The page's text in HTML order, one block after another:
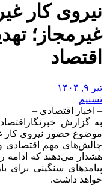
نیروی کار
غیرمجاز؛
اقتصاد
تیر ۹, ۱۴۰۴
تسنیم
– اخبار اقتصادی –
به گزارش
موضوع حضور نیروی کار
چالش‌های مهم اقتصادی
هشدار می‌دهند که ادامه
پیامدهای سنگینی برای
خواهد داشت.